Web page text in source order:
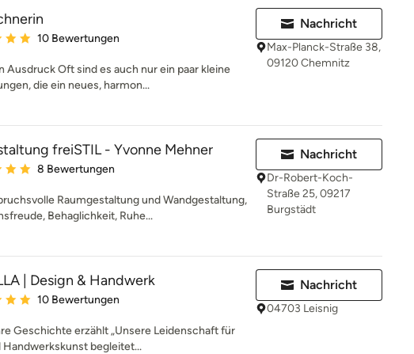
Bewertung: 5 von 5 Sternen
10 Bewertungen
Ausdruck Oft sind es auch nur ein paar kleine
die ein neues, harmon...
Nachricht
Max-Planck-Straße 38,
09120 Chemnitz
freiSTIL - Yvonne Mehner
Bewertung: 5 von 5 Sternen
8 Bewertungen
Raumgestaltung und Wandgestaltung,
Behaglichkeit, Ruhe...
Nachricht
Dr-Robert-Koch-
Straße 25, 09217
Burgstädt
| Design & Handwerk
Bewertung: 5 von 5 Sternen
10 Bewertungen
Geschichte erzählt „Unsere Leidenschaft für
begleitet...
Nachricht
04703 Leisnig